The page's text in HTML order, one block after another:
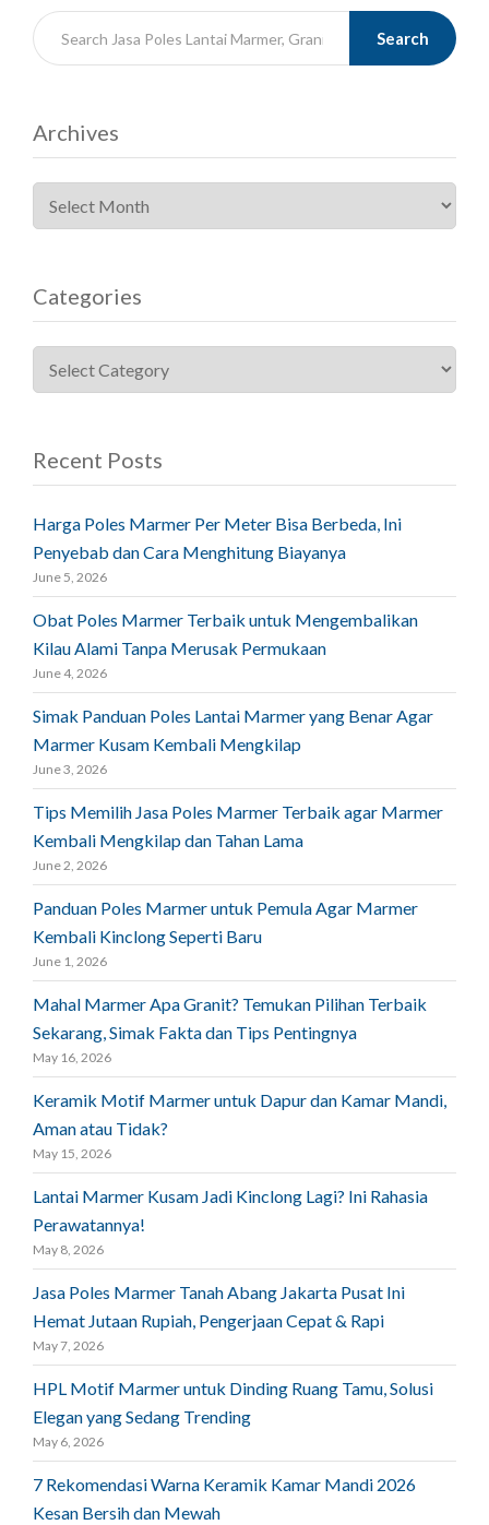
Search
Archives
Categories
Recent Posts
Harga Poles Marmer Per Meter Bisa Berbeda, Ini
Penyebab dan Cara Menghitung Biayanya
June 5, 2026
Obat Poles Marmer Terbaik untuk Mengembalikan
Kilau Alami Tanpa Merusak Permukaan
June 4, 2026
Simak Panduan Poles Lantai Marmer yang Benar Agar
Marmer Kusam Kembali Mengkilap
June 3, 2026
Tips Memilih Jasa Poles Marmer Terbaik agar Marmer
Kembali Mengkilap dan Tahan Lama
June 2, 2026
Panduan Poles Marmer untuk Pemula Agar Marmer
Kembali Kinclong Seperti Baru
June 1, 2026
Mahal Marmer Apa Granit? Temukan Pilihan Terbaik
Sekarang, Simak Fakta dan Tips Pentingnya
May 16, 2026
Keramik Motif Marmer untuk Dapur dan Kamar Mandi,
Aman atau Tidak?
May 15, 2026
Lantai Marmer Kusam Jadi Kinclong Lagi? Ini Rahasia
Perawatannya!
May 8, 2026
Jasa Poles Marmer Tanah Abang Jakarta Pusat Ini
Hemat Jutaan Rupiah, Pengerjaan Cepat & Rapi
May 7, 2026
HPL Motif Marmer untuk Dinding Ruang Tamu, Solusi
Elegan yang Sedang Trending
May 6, 2026
7 Rekomendasi Warna Keramik Kamar Mandi 2026
Kesan Bersih dan Mewah